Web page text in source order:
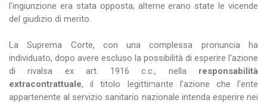
l'ingiunzione era stata opposta; alterne erano state le vicende
del giudizio di merito.
La Suprema Corte, con una complessa pronuncia ha
individuato, dopo avere escluso la possibilità di esperire l'azione
di rivalsa ex art. 1916 c.c., nella responsabilità
extracontrattuale, il titolo legittimante l'azione che l'ente
appartenente al servizio sanitario nazionale intenda esperire nei